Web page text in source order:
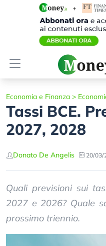
Economia e Finanza >
Tassi BCE.
2027, 2028
Donato De Angelis 20/03/
Quali previsioni sui
2027 e 2026? Quale
prossimo triennio.